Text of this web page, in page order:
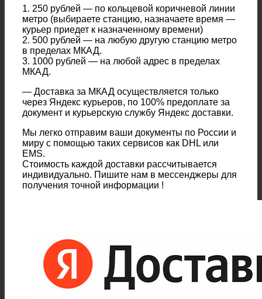
1. 250 рублей — по кольцевой коричневой линии
метро (выбираете станцию, назначаете время —
курьер приедет к назначенному времени)
2. 500 рублей — на любую другую станцию метро
в пределах МКАД.
3. 1000 рублей — на любой адрес в пределах
МКАД.
— Доставка за МКАД осуществляется только
через Яндекс курьеров, по 100% предоплате за
документ и курьерскую службу Яндекс доставки.
Мы легко отправим ваши документы по России и
миру с помощью таких сервисов как DHL или
EMS.
Стоимость каждой доставки рассчитывается
индивидуально. Пишите нам в мессенджеры для
получения точной информации !